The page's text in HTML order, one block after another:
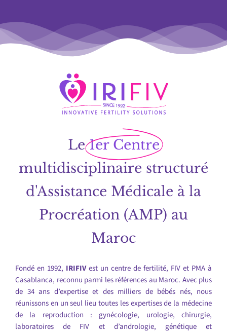
Le 1er Centre
multidisciplinaire structuré
d'Assistance Médicale à la
Procréation (AMP) au
Maroc
Fondé en 1992, IRIFIVest un centre de fertilité, FIV et PMA à
Casablanca, reconnu parmi les références au Maroc. Avec plus
de 34 ans d’expertise et des milliers de bébés nés, nous
réunissons en un seul lieu toutes les expertises de la médecine
de la reproduction : gynécologie, urologie, chirurgie,
laboratoires de FIV et d’andrologie, génétique et